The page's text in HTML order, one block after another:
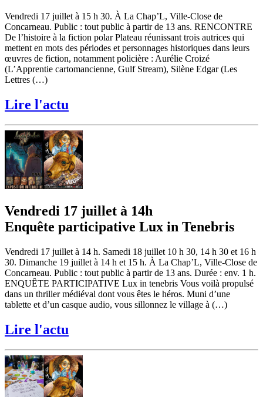
Vendredi 17 juillet à 15 h 30. À La Chap’L, Ville-Close de
Concarneau. Public : tout public à partir de 13 ans. RENCONTRE
De l’histoire à la fiction polar Plateau réunissant trois autrices qui
mettent en mots des périodes et personnages historiques dans leurs
œuvres de fiction, notamment policière : Aurélie Croizé
(L’Apprentie cartomancienne, Gulf Stream), Silène Edgar (Les
Lettres (…)
Lire l'actu
Vendredi 17 juillet à 14h
Enquête participative Lux in Tenebris
Vendredi 17 juillet à 14 h. Samedi 18 juillet 10 h 30, 14 h 30 et 16 h
30. Dimanche 19 juillet à 14 h et 15 h. À La Chap’L, Ville-Close de
Concarneau. Public : tout public à partir de 13 ans. Durée : env. 1 h.
ENQUÊTE PARTICIPATIVE Lux in tenebris Vous voilà propulsé
dans un thriller médiéval dont vous êtes le héros. Muni d’une
tablette et d’un casque audio, vous sillonnez le village à (…)
Lire l'actu